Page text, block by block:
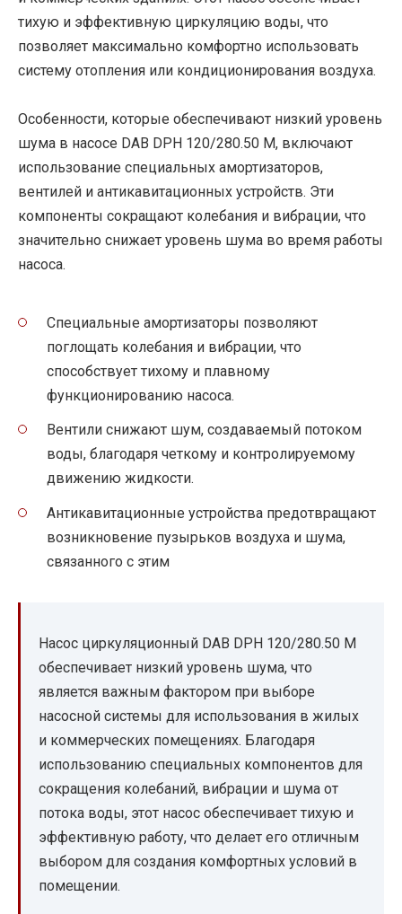
тихую и эффективную циркуляцию воды, что
позволяет максимально комфортно использовать
систему отопления или кондиционирования воздуха.
Особенности, которые обеспечивают низкий уровень
шума в насосе DAB DPH 120/280.50 M, включают
использование специальных амортизаторов,
вентилей и антикавитационных устройств. Эти
компоненты сокращают колебания и вибрации, что
значительно снижает уровень шума во время работы
насоса.
Специальные амортизаторы позволяют
поглощать колебания и вибрации, что
способствует тихому и плавному
функционированию насоса.
Вентили снижают шум, создаваемый потоком
воды, благодаря четкому и контролируемому
движению жидкости.
Антикавитационные устройства предотвращают
возникновение пузырьков воздуха и шума,
связанного с этим
Насос циркуляционный DAB DPH 120/280.50 M
обеспечивает низкий уровень шума, что
является важным фактором при выборе
насосной системы для использования в жилых
и коммерческих помещениях. Благодаря
использованию специальных компонентов для
сокращения колебаний, вибрации и шума от
потока воды, этот насос обеспечивает тихую и
эффективную работу, что делает его отличным
выбором для создания комфортных условий в
помещении.